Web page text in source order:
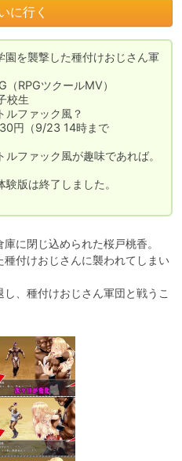
に行く
を襲撃した種付けおじさん軍
RPGツクールMV）
生
ファック風？
（9/23 14時まで
ァック風が趣味であれば。
版は終了しました。
に閉じ込められた桜戸桃香。
付けおじさんに襲われてしまい
、種付けおじさん軍団と戦うこ